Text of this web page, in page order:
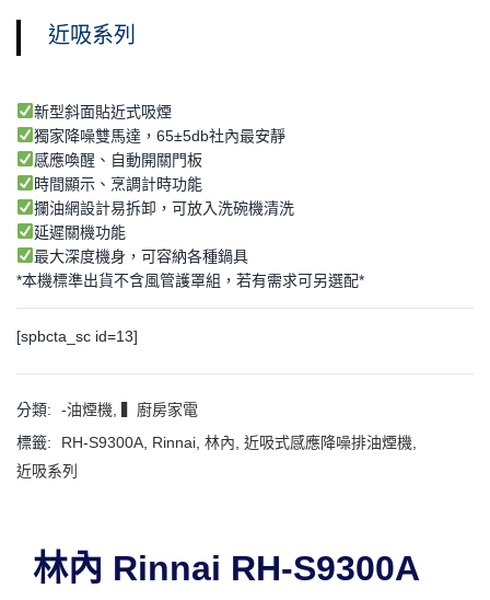
近吸系列
新型斜面貼近式吸煙
獨家降噪雙馬達，65±5db社內最安靜
感應喚醒、自動開關門板
時間顯示、烹調計時功能
攔油網設計易拆卸，可放入洗碗機清洗
延遲關機功能
最大深度機身，可容納各種鍋具
*本機標準出貨不含風管護罩組，若有需求可另選配*
[spbcta_sc id=13]
分類: -油煙機
▍廚房家電
標籤:
RH-S9300A Rinnai 林內 近吸式感應降噪排油煙機
近吸系列
林內 Rinnai RH-S9300A